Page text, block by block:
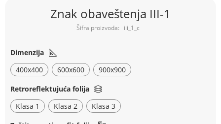
the
images
gallery
Znak obaveštenja III-1
iii_1_c
Dimenzija
400x400
600x600 900x900
Retroreflektujuća folija
Klasa 1
Klasa 2 Klasa 3